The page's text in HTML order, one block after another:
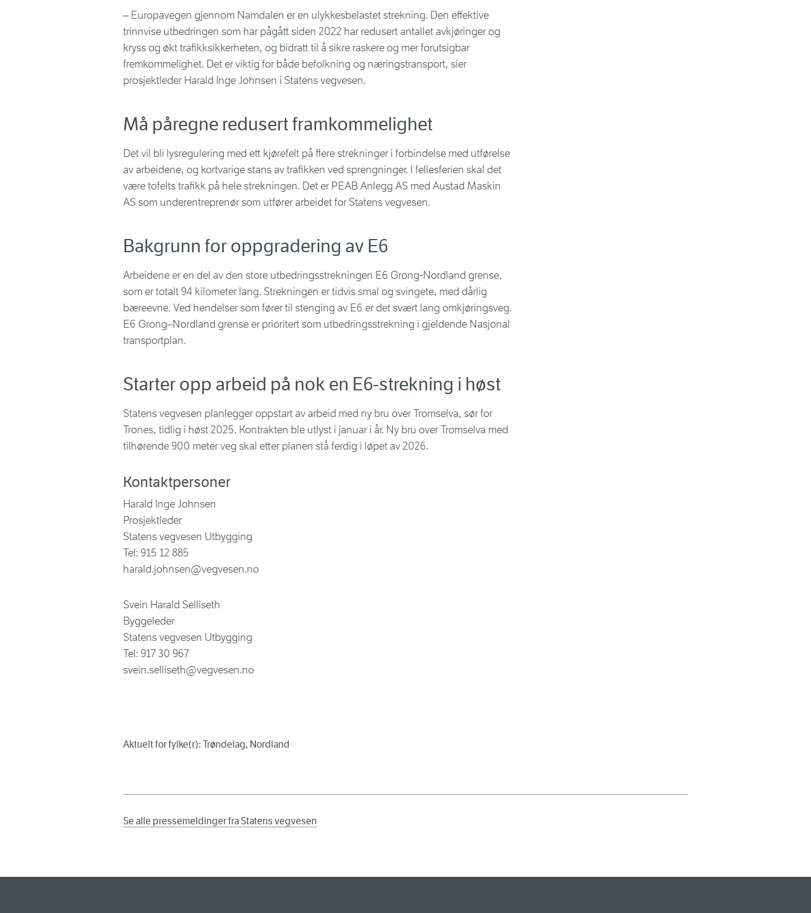
– Europavegen gjennom Namdalen er en ulykkesbelastet strekning. Den effektive
trinnvise utbedringen som har pågått siden 2022 har redusert antallet avkjøringer og
kryss og økt trafikksikkerheten, og bidratt til å sikre raskere og mer forutsigbar
fremkommelighet. Det er viktig for både befolkning og næringstransport, sier
prosjektleder Harald Inge Johnsen i Statens vegvesen.
Må påregne redusert framkommelighet
Det vil bli lysregulering med ett kjørefelt på flere strekninger i forbindelse med utførelse
av arbeidene, og kortvarige stans av trafikken ved sprengninger. I fellesferien skal det
være tofelts trafikk på hele strekningen. Det er PEAB Anlegg AS med Austad Maskin
AS som underentreprenør som utfører arbeidet for Statens vegvesen.
Bakgrunn for oppgradering av E6
Arbeidene er en del av den store utbedringsstrekningen E6 Grong-Nordland grense,
som er totalt 94 kilometer lang. Strekningen er tidvis smal og svingete, med dårlig
bæreevne. Ved hendelser som fører til stenging av E6 er det svært lang omkjøringsveg.
E6 Grong–Nordland grense er prioritert som utbedringsstrekning i gjeldende Nasjonal
transportplan.
Starter opp arbeid på nok en E6-strekning i høst
Statens vegvesen planlegger oppstart av arbeid med ny bru over Tromselva, sør for
Trones, tidlig i høst 2025. Kontrakten ble utlyst i januar i år. Ny bru over Tromselva med
tilhørende 900 meter veg skal etter planen stå ferdig i løpet av 2026.
Kontaktpersoner
Harald Inge Johnsen
Prosjektleder
Statens vegvesen Utbygging
Tel: 915 12 885
harald.johnsen@vegvesen.no
Svein Harald Selliseth
Byggeleder
Statens vegvesen Utbygging
Tel: 917 30 967
svein.selliseth@vegvesen.no
Aktuelt for fylke(r): Trøndelag, Nordland
Se alle pressemeldinger fra Statens vegvesen